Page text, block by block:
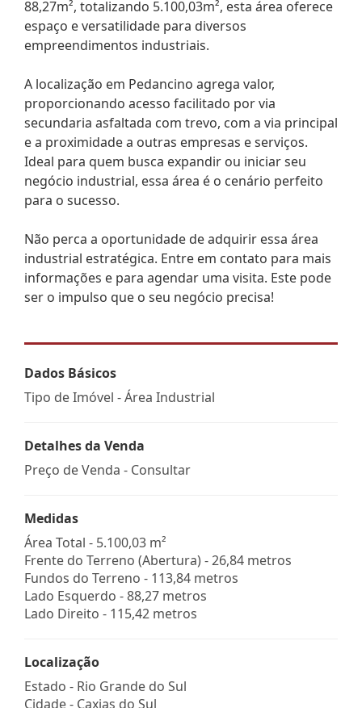
88,27m², totalizando 5.100,03m², esta área oferece
espaço e versatilidade para diversos
empreendimentos industriais.
A localização em Pedancino agrega valor,
proporcionando acesso facilitado por via
secundaria asfaltada com trevo, com a via principal
e a proximidade a outras empresas e serviços.
Ideal para quem busca expandir ou iniciar seu
negócio industrial, essa área é o cenário perfeito
para o sucesso.
Não perca a oportunidade de adquirir essa área
industrial estratégica. Entre em contato para mais
informações e para agendar uma visita. Este pode
ser o impulso que o seu negócio precisa!
Dados Básicos
Tipo de Imóvel - Área Industrial
Detalhes da Venda
Preço de Venda - Consultar
Medidas
Área Total - 5.100,03 m²
Frente do Terreno (Abertura) - 26,84 metros
Fundos do Terreno - 113,84 metros
Lado Esquerdo - 88,27 metros
Lado Direito - 115,42 metros
Localização
Estado - Rio Grande do Sul
Cidade - Caxias do Sul